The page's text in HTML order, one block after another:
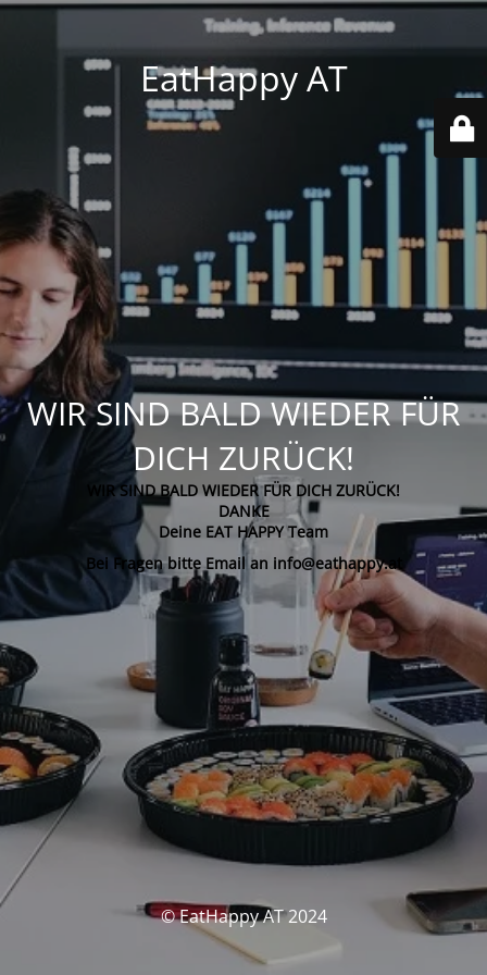
EatHappy AT
WIR SIND BALD WIEDER FÜR
DICH ZURÜCK!
WIR SIND BALD WIEDER FÜR DICH ZURÜCK!
DANKE
Deine EAT HAPPY Team
Bei Fragen bitte Email an info@eathappy.at
© EatHappy AT 2024